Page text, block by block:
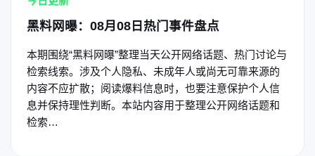
黑料网曝：08月08日热门事件盘点
本期围绕“黑料网曝”整理当天公开网络话题、热门讨论与
检索线索。涉及个人隐私、未成年人或尚无可靠来源的
内容不应扩散；阅读爆料信息时，也要注意保护个人信
息并保持理性判断。本站内容用于整理公开网络话题和
检索…